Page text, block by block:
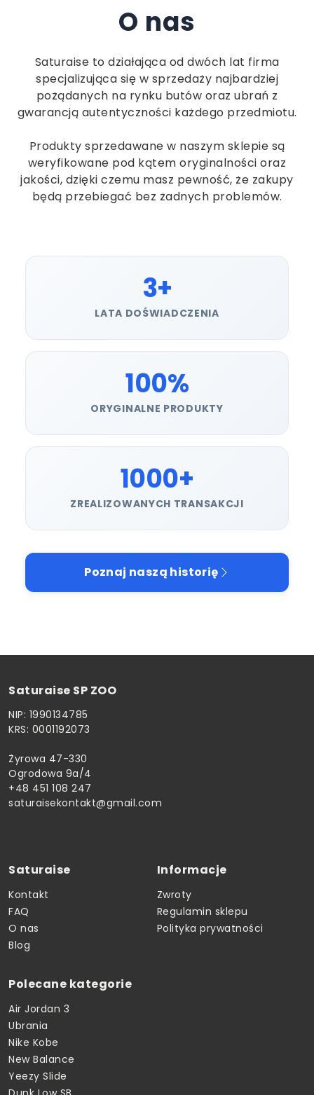
O nas
Saturaise to działająca od dwóch lat firma
specjalizująca się w sprzedaży najbardziej
pożądanych na rynku butów oraz ubrań z
gwarancją autentyczności każdego przedmiotu.
Produkty sprzedawane w naszym sklepie są
weryfikowane pod kątem oryginalności oraz
jakości, dzięki czemu masz pewność, że zakupy
będą przebiegać bez żadnych problemów.
3+
LATA DOŚWIADCZENIA
100%
ORYGINALNE PRODUKTY
1000+
ZREALIZOWANYCH TRANSAKCJI
Poznaj naszą historię
Saturaise SP ZOO
NIP: 1990134785
KRS: 0001192073
Żyrowa 47-330
Ogrodowa 9a/4
+48 451 108 247
saturaisekontakt@gmail.com
Saturaise
Kontakt
FAQ
O nas
Blog
Informacje
Zwroty
Regulamin sklepu
Polityka prywatności
Polecane kategorie
Air Jordan 3
Ubrania
Nike Kobe
New Balance
Yeezy Slide